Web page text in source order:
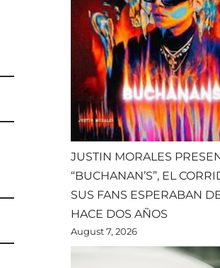
JUSTIN MORALES
“BUCHANAN’S”, EL
SUS FANS ESPERABAN
HACE DOS AÑOS
August 7, 2026